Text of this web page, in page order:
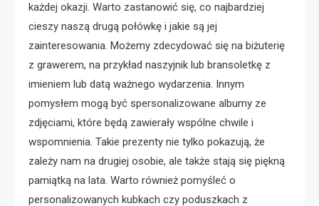
każdej okazji. Warto zastanowić się, co najbardziej
cieszy naszą drugą połówkę i jakie są jej
zainteresowania. Możemy zdecydować się na biżuterię
z grawerem, na przykład naszyjnik lub bransoletkę z
imieniem lub datą ważnego wydarzenia. Innym
pomysłem mogą być spersonalizowane albumy ze
zdjęciami, które będą zawierały wspólne chwile i
wspomnienia. Takie prezenty nie tylko pokazują, że
zależy nam na drugiej osobie, ale także stają się piękną
pamiątką na lata. Warto również pomyśleć o
personalizowanych kubkach czy poduszkach z